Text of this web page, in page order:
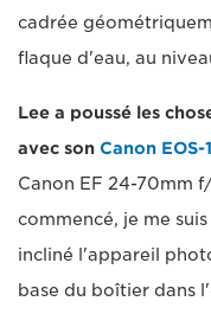
cadrée
flaque d'eau, au
Lee a poussé les
avec son Canon EOS-
Canon EF 24-70mm
commencé, je me
incliné l'appareil
base du boîtier dans